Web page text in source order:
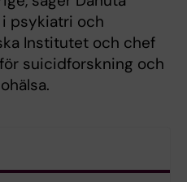
i psykiatri och
Institutet och chef
suicidforskning och